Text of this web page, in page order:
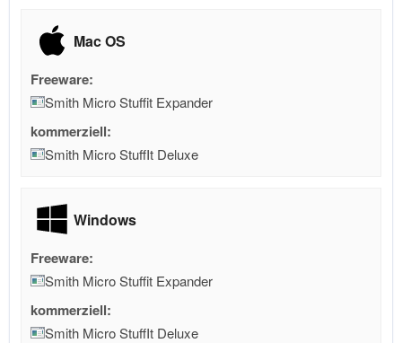
Mac OS
Freeware:
Smith Micro Stuffit Expander
kommerziell:
Smith Micro StuffIt Deluxe
Windows
Freeware:
Smith Micro Stuffit Expander
kommerziell:
Smith Micro StuffIt Deluxe